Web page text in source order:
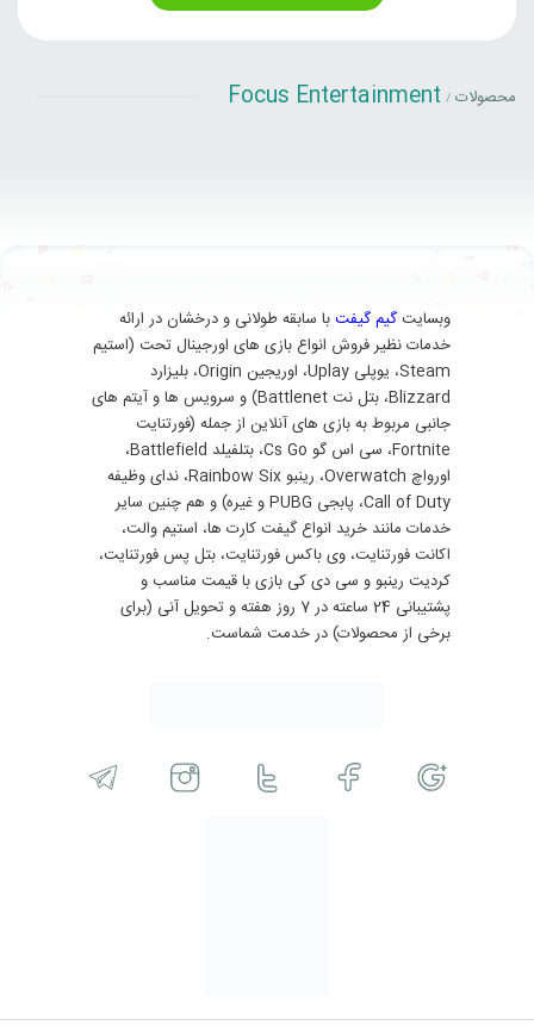
محصولات /
Focus Entertainment
وبسایت گیم گیفتبا سابقه طولانی و درخشان در ارائه
خدمات نظیر فروش انواع بازی های اورجینال تحت (استیم
Steam، یوپلی Uplay، اوریجین Origin، بلیزارد
Blizzard، بتل نت Battlenet) و سرویس ها و آیتم های
جانبی مربوط به بازی های آنلاین از جمله (فورتنایت
Fortnite، سی اس گو Cs Go، بتلفیلد Battlefield،
اورواچ Overwatch، رینبو Rainbow Six، ندای وظیفه
Call of Duty، پابجی PUBG و غیره) و هم چنین سایر
خدمات مانند خرید انواع گیفت کارت ها، استیم والت،
اکانت فورتنایت، وی باکس فورتنایت، بتل پس فورتنایت،
کردیت رینبو و سی دی کی بازی با قیمت مناسب و
پشتیبانی 24 ساعته در 7 روز هفته و تحویل آنی (برای
برخی از محصولات) در خدمت شماست.